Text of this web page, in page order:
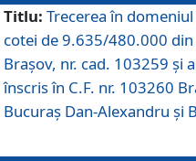
Titlu: Trecerea în
cotei de 9.635/480.000
Brașov, nr. cad. 103259 și
înscris în C.F. nr. 103260
Bucuraș Dan-Alexandru și